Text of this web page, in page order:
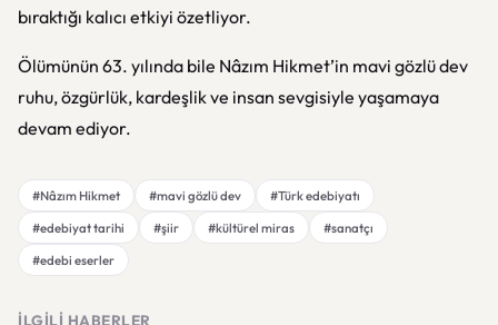
bıraktığı kalıcı etkiyi özetliyor.
Ölümünün 63. yılında bile Nâzım Hikmet’in mavi gözlü dev
ruhu, özgürlük, kardeşlik ve insan sevgisiyle yaşamaya
devam ediyor.
#Nâzım Hikmet #mavi gözlü dev
#Türk edebiyatı
#edebiyat tarihi
#şiir #kültürel miras
#sanatçı
#edebi eserler
İLGILI HABERLER